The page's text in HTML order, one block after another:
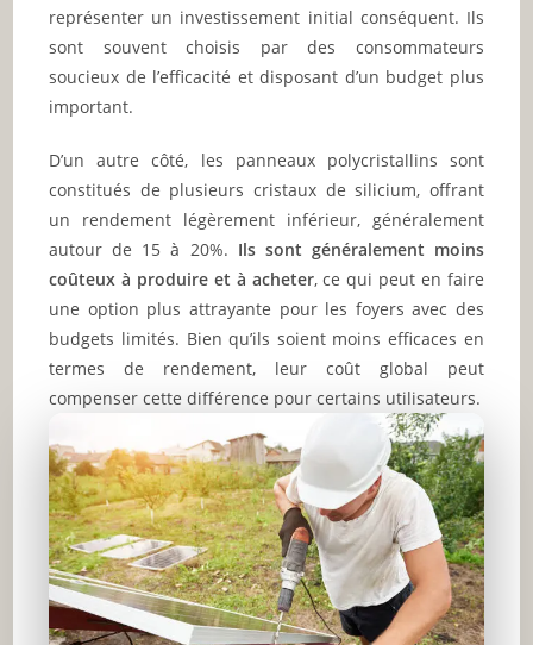
représenter un investissement initial conséquent. Ils
sont souvent choisis par des consommateurs
soucieux de l’efficacité et disposant d’un budget plus
important.
D’un autre côté, les panneaux polycristallins sont
constitués de plusieurs cristaux de silicium, offrant
un rendement légèrement inférieur, généralement
autour de 15 à 20%. Ils sont généralement moins
coûteux à produire et à acheter, ce qui peut en faire
une option plus attrayante pour les foyers avec des
budgets limités. Bien qu’ils soient moins efficaces en
termes de rendement, leur coût global peut
compenser cette différence pour certains utilisateurs.